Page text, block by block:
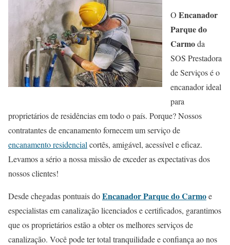
O Encanador
Parque do
Carmoda
SOS Prestadora
de Serviços é o
encanador ideal
para
proprietários de residências em todo o país. Porque? Nossos
contratantes de encanamento fornecem um serviço de
encanamento residencial cortês, amigável, acessível e eficaz.
Levamos a sério a nossa missão de exceder as expectativas dos
nossos clientes!
Desde chegadas pontuais doEncanador Parque do Carmoe
especialistas em canalização licenciados e certificados, garantimos
que os proprietários estão a obter os melhores serviços de
canalização. Você pode ter total tranquilidade e confiança ao nos